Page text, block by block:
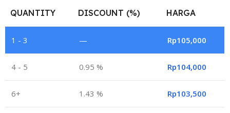
QUANTITY DISCOUNT (%) HARGA
1 - 3 — Rp105,000
4 - 5 0.95 % Rp104,000
6+ 1.43 % Rp103,500